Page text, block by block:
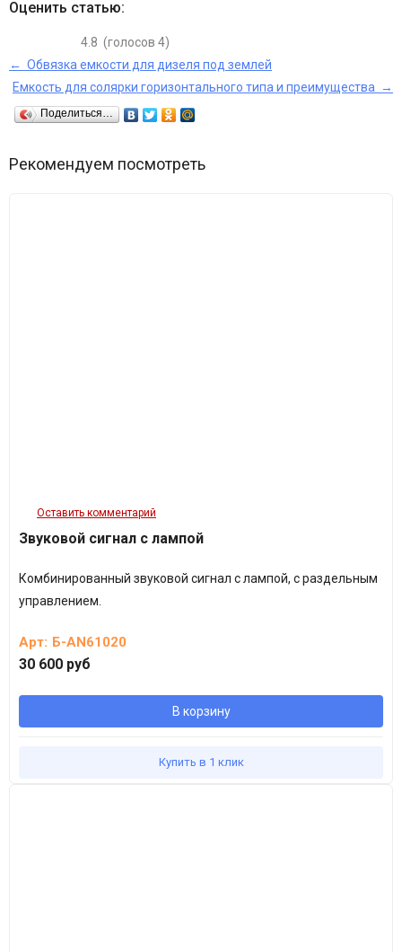
Оценить статью:
4.8 (голосов 4)
← Обвязка емкости для дизеля под землей
Емкость для солярки горизонтального типа и преимущества →
Поделиться…
Рекомендуем посмотреть
Оставить комментарий
Звуковой сигнал с лампой
Комбинированный звуковой сигнал с лампой, с раздельным
управлением.
Арт: Б-AN61020
30 600 руб
В корзину
Купить в 1 клик